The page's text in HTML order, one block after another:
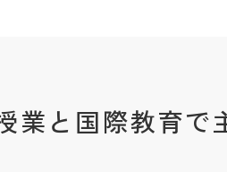
業と国際教育で